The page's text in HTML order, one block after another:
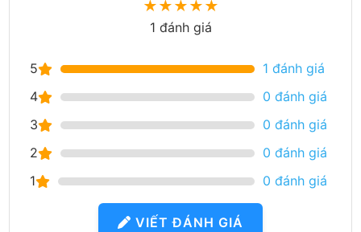
★★★★★
1 đánh giá
5
1 đánh giá
4
0 đánh giá
3
0 đánh giá
2
0 đánh giá
1
0 đánh giá
VIẾT ĐÁNH GIÁ